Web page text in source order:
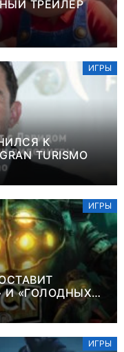
ТРЕЙЛЕР
ИГРЫ
К
TURISMO
ИГРЫ
И «ГОЛОДНЫХ
ИГРЫ